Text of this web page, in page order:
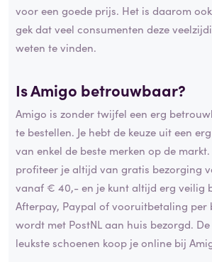
voor een goede prijs. Het is daarom
gek dat veel consumenten deze
weten te vinden.
Is Amigo betrouwbaar?
Amigo is zonder twijfel een erg
te bestellen. Je hebt de keuze uit een
van enkel de beste merken op de
profiteer je altijd van gratis bezorging
vanaf € 40,- en je kunt altijd erg veilig
Afterpay, Paypal of vooruitbetaling per
wordt met PostNL aan huis bezorgd.
leukste schoenen koop je online bij